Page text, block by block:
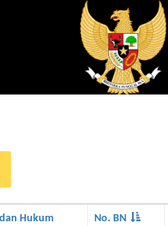
Hukum No. BN